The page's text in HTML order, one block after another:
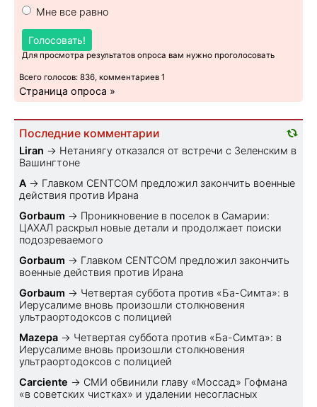
Мне все равно
Голосовать!
Для просмотра результатов опроса вам нужно проголосовать
Всего голосов: 836, комментариев 1
Страница опроса »
Последние комментарии
Liran → Нетаниягу отказался от встречи с Зеленским в
Вашингтоне
A → Главком CENTCOM предложил закончить военные
действия против Ирана
Gorbaum → Проникновение в поселок в Самарии:
ЦАХАЛ раскрыл новые детали и продолжает поиски
подозреваемого
Gorbaum → Главком CENTCOM предложил закончить
военные действия против Ирана
Gorbaum → Четвертая суббота против «Ба-Симта»: в
Иерусалиме вновь произошли столкновения
ультраортодоксов с полицией
Mazepa → Четвертая суббота против «Ба-Симта»: в
Иерусалиме вновь произошли столкновения
ультраортодоксов с полицией
Carciente → СМИ обвинили главу «Моссад» Гофмана
«в советских чистках» и удалении несогласных